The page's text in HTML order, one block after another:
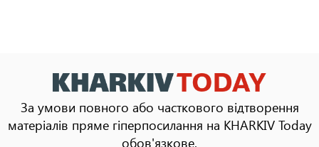
За умови повного або часткового відтворення
матеріалів пряме гіперпосилання на KHARKIV Today
обов'язкове.